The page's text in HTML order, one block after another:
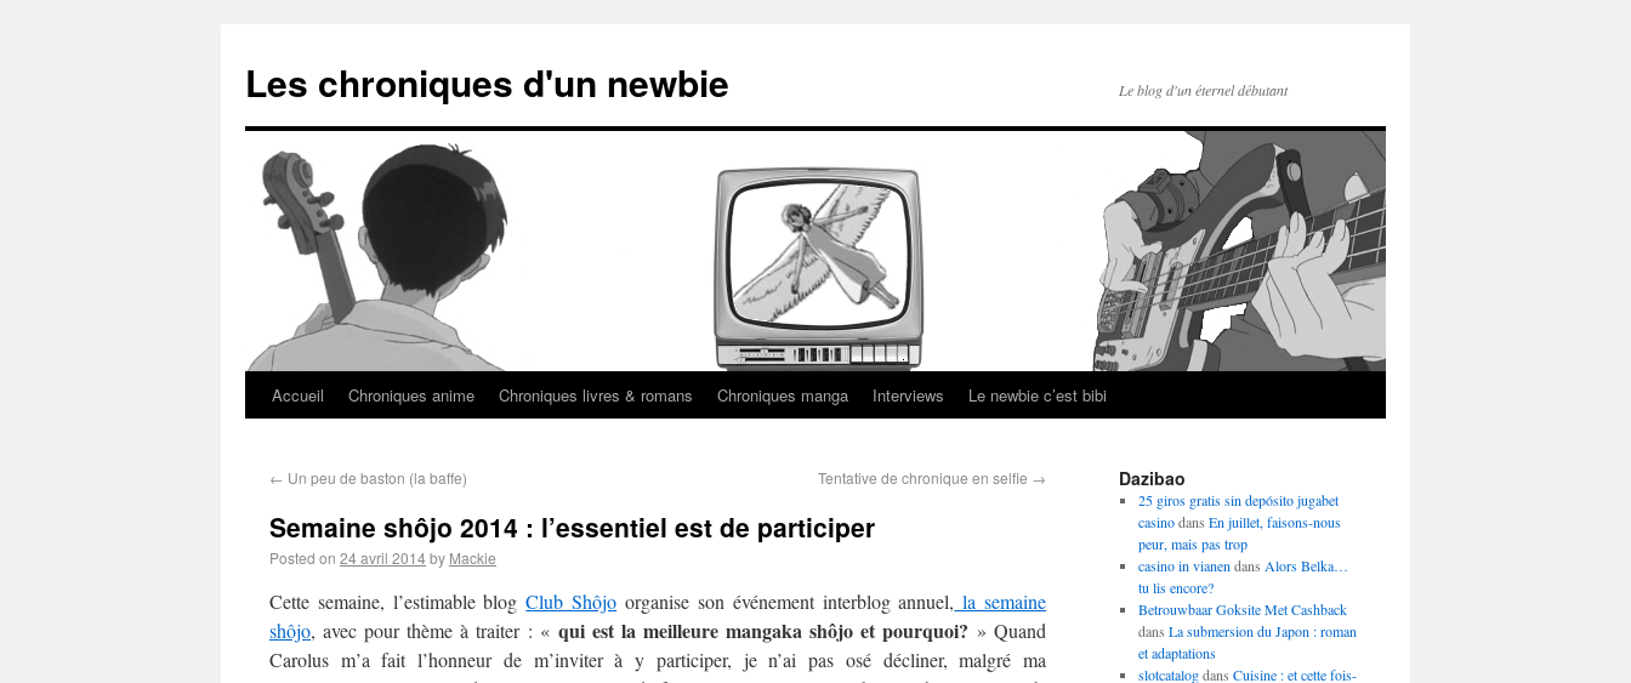
Les chroniques d'un newbie Le blog d'un éternel débutant
Accueil Chroniques anime Chroniques livres & romans Chroniques manga Interviews Le newbie c’est bibi
← Un peu de baston (la baffe) Tentative de chronique en selfie →
Semaine shôjo 2014 : l’essentiel est de participer
Posted on 24 avril 2014by Mackie
Cette semaine, l’estimable blogClub Shôjo organise son événement interblog annuel, la semaine
shôjo, avec pour thème à traiter : « qui est la meilleure mangaka shôjo et pourquoi? » Quand
Carolus m’a fait l’honneur de m’inviter à y participer, je n’ai pas osé décliner, malgré ma
Dazibao
25 giros gratis sin depósito jugabet
casinodans En juillet, faisons-nous
peur, mais pas trop
casino in vianen dans Alors Belka…
tu lis encore?
Betrouwbaar Goksite Met Cashback
dans La submersion du Japon : roman
et adaptations
slotcatalogdans Cuisine : et cette fois-